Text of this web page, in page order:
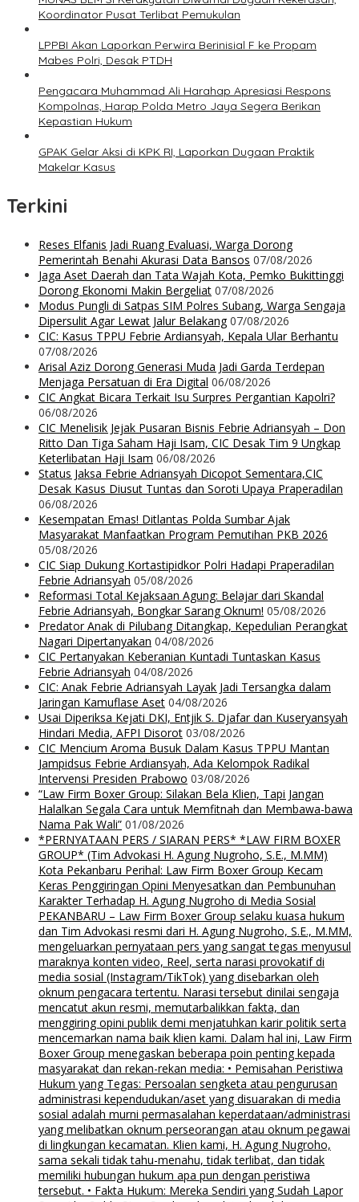
Koordinator Pusat Terlibat Pemukulan
LPPBI Akan Laporkan Perwira Berinisial F ke Propam
Mabes Polri, Desak PTDH
Pengacara Muhammad Ali Harahap Apresiasi Respons
Kompolnas, Harap Polda Metro Jaya Segera Berikan
Kepastian Hukum
GPAK Gelar Aksi di KPK RI, Laporkan Dugaan Praktik
Makelar Kasus
Terkini
Reses Elfanis Jadi Ruang Evaluasi, Warga Dorong
Pemerintah Benahi Akurasi Data Bansos 07/08/2026
Jaga Aset Daerah dan Tata Wajah Kota, Pemko Bukittinggi
Dorong Ekonomi Makin Bergeliat 07/08/2026
Modus Pungli di Satpas SIM Polres Subang, Warga Sengaja
Dipersulit Agar Lewat Jalur Belakang 07/08/2026
CIC: Kasus TPPU Febrie Ardiansyah, Kepala Ular Berhantu
07/08/2026
Arisal Aziz Dorong Generasi Muda Jadi Garda Terdepan
Menjaga Persatuan di Era Digital 06/08/2026
CIC Angkat Bicara Terkait Isu Surpres Pergantian Kapolri?
06/08/2026
CIC Menelisik Jejak Pusaran Bisnis Febrie Adriansyah – Don
Ritto Dan Tiga Saham Haji Isam, CIC Desak Tim 9 Ungkap
Keterlibatan Haji Isam 06/08/2026
Status Jaksa Febrie Adriansyah Dicopot Sementara,CIC
Desak Kasus Diusut Tuntas dan Soroti Upaya Praperadilan
06/08/2026
Kesempatan Emas! Ditlantas Polda Sumbar Ajak
Masyarakat Manfaatkan Program Pemutihan PKB 2026
05/08/2026
CIC Siap Dukung Kortastipidkor Polri Hadapi Praperadilan
Febrie Adriansyah 05/08/2026
Reformasi Total Kejaksaan Agung: Belajar dari Skandal
Febrie Adriansyah, Bongkar Sarang Oknum! 05/08/2026
Predator Anak di Pilubang Ditangkap, Kepedulian Perangkat
Nagari Dipertanyakan 04/08/2026
CIC Pertanyakan Keberanian Kuntadi Tuntaskan Kasus
Febrie Adriansyah 04/08/2026
CIC: Anak Febrie Adriansyah Layak Jadi Tersangka dalam
Jaringan Kamuflase Aset 04/08/2026
Usai Diperiksa Kejati DKI, Entjik S. Djafar dan Kuseryansyah
Hindari Media, AFPI Disorot 03/08/2026
CIC Mencium Aroma Busuk Dalam Kasus TPPU Mantan
Jampidsus Febrie Ardiansyah, Ada Kelompok Radikal
Intervensi Presiden Prabowo 03/08/2026
“Law Firm Boxer Group: Silakan Bela Klien, Tapi Jangan
Halalkan Segala Cara untuk Memfitnah dan Membawa-bawa
Nama Pak Wali” 01/08/2026
*PERNYATAAN PERS / SIARAN PERS* *LAW FIRM BOXER
GROUP* (Tim Advokasi H. Agung Nugroho, S.E., M.MM)
Kota Pekanbaru Perihal: Law Firm Boxer Group Kecam
Keras Penggiringan Opini Menyesatkan dan Pembunuhan
Karakter Terhadap H. Agung Nugroho di Media Sosial
PEKANBARU – Law Firm Boxer Group selaku kuasa hukum
dan Tim Advokasi resmi dari H. Agung Nugroho, S.E., M.MM,
mengeluarkan pernyataan pers yang sangat tegas menyusul
maraknya konten video, Reel, serta narasi provokatif di
media sosial (Instagram/TikTok) yang disebarkan oleh
oknum pengacara tertentu. Narasi tersebut dinilai sengaja
mencatut akun resmi, memutarbalikkan fakta, dan
menggiring opini publik demi menjatuhkan karir politik serta
mencemarkan nama baik klien kami. Dalam hal ini, Law Firm
Boxer Group menegaskan beberapa poin penting kepada
masyarakat dan rekan-rekan media: • Pemisahan Peristiwa
Hukum yang Tegas: Persoalan sengketa atau pengurusan
administrasi kependudukan/aset yang disuarakan di media
sosial adalah murni permasalahan keperdataan/administrasi
yang melibatkan oknum perseorangan atau oknum pegawai
di lingkungan kecamatan. Klien kami, H. Agung Nugroho,
sama sekali tidak tahu-menahu, tidak terlibat, dan tidak
memiliki hubungan hukum apa pun dengan peristiwa
tersebut. • Fakta Hukum: Mereka Sendiri yang Sudah Lapor